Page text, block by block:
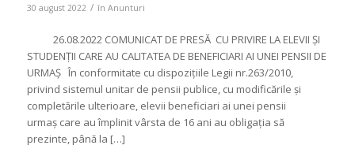
30 august 2022 / în Anunturi
26.08.2022 COMUNICAT DE PRESĂ CU PRIVIRE LA ELEVII ȘI
STUDENȚII CARE AU CALITATEA DE BENEFICIARI AI UNEI PENSII DE
URMAȘ În conformitate cu dispozițiile Legii nr.263/2010,
privind sistemul unitar de pensii publice, cu modificările și
completările ulterioare, elevii beneficiari ai unei pensii
urmaş care au împlinit vârsta de 16 ani au obligația să
prezinte, până la […]